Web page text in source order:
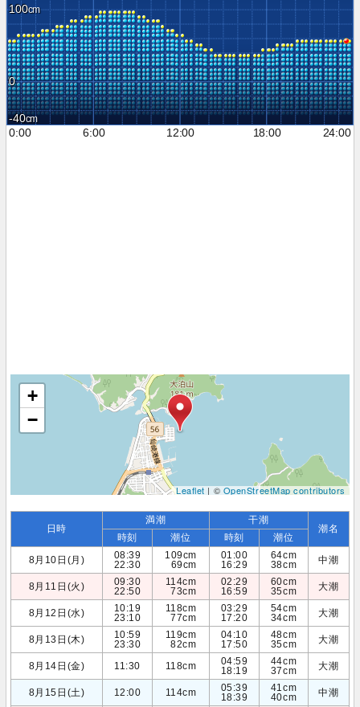
100
0
-40
0:00
6:00 12:00 18:00 24:00
+
−
Leaflet| ©OpenStreetMap contributors
日時
満潮 干潮
潮名
時刻 潮位 時刻
潮位
8月10日(月)
08:39
22:30
109cm
69cm
01:00
16:29
64cm
38cm
中潮
8月11日(火)
09:30
22:50
114cm
73cm
02:29
16:59
60cm
35cm
大潮
8月12日(水)
10:19
23:10
118cm
77cm
03:29
17:20
54cm
34cm
大潮
8月13日(木)
10:59
23:30
119cm
82cm
04:10
17:50
48cm
35cm
大潮
8月14日(金) 11:30 118cm
04:59
18:19
44cm
37cm
大潮
8月15日(土) 12:00 114cm
05:39
18:39
41cm
40cm
中潮